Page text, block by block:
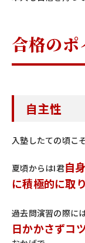
合格のポ
自主性
入塾したての頃こ
夏頃からはI君自
に積極的に取
過去問演習の際に
日かかさずコ